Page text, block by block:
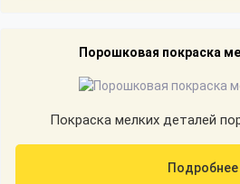
Порошковая покраска
Покраска мелких деталей
Подробнее